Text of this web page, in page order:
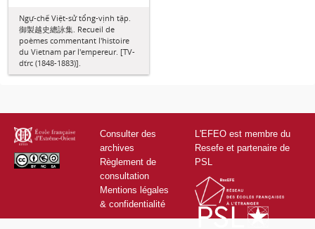
Ngự-chế Việt-sử tổng-vịnh tập.
御製越史總詠集. Recueil de
poèmes commentant l'histoire
du Vietnam par l'empereur. [TV-
dťrc (1848-1883)].
Consulter des
archives
Règlement de
consultation
Mentions légales
& confidentialité
L'EFEO est membre du
Resefe et partenaire de
PSL